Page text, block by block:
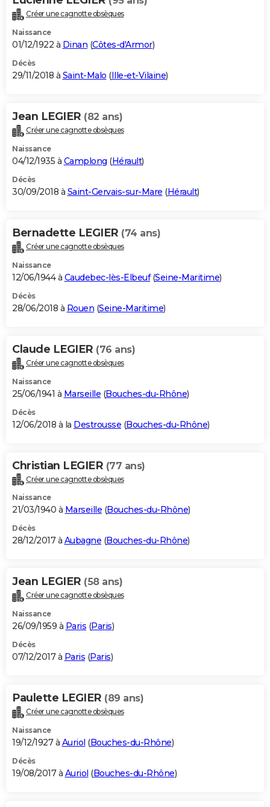
Créer une cagnotte obsèques
Naissance
01/12/1922 à Dinan (Côtes-d'Armor)
Décès
29/11/2018 à Saint-Malo (Ille-et-Vilaine)
Jean LEGIER (82 ans)
Créer une cagnotte obsèques
Naissance
04/12/1935 à Camplong (Hérault)
Décès
30/09/2018 à Saint-Gervais-sur-Mare (Hérault)
Bernadette LEGIER (74 ans)
Créer une cagnotte obsèques
Naissance
12/06/1944 à Caudebec-lès-Elbeuf(Seine-Maritime)
Décès
28/06/2018 à Rouen (Seine-Maritime)
Claude LEGIER (76 ans)
Créer une cagnotte obsèques
Naissance
25/06/1941 à Marseille (Bouches-du-Rhône)
Décès
12/06/2018 à la Destrousse (Bouches-du-Rhône)
Christian LEGIER (77 ans)
Créer une cagnotte obsèques
Naissance
21/03/1940 à Marseille (Bouches-du-Rhône)
Décès
28/12/2017 à Aubagne (Bouches-du-Rhône)
Jean LEGIER (58 ans)
Créer une cagnotte obsèques
Naissance
26/09/1959 à Paris (Paris)
Décès
07/12/2017 à Paris (Paris)
Paulette LEGIER (89 ans)
Créer une cagnotte obsèques
Naissance
19/12/1927 à Auriol (Bouches-du-Rhône)
Décès
19/08/2017 à Auriol (Bouches-du-Rhône)